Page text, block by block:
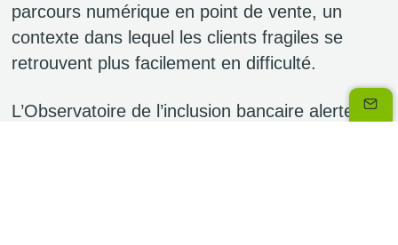
parcours numérique en point de vente, un
contexte dans lequel les clients fragiles se
retrouvent plus facilement en difficulté.
L’Observatoire de l’inclusion bancaire alerte